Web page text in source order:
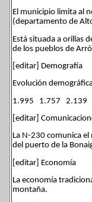
El municipio limita al
(departamento de
Está situada a orillas
de los pueblos de
[editar] Demografía
Evolución
1.995 1.757 2.139
[editar]
La N-230 comunica el
del puerto de la
[editar] Economía
La economía
montaña.